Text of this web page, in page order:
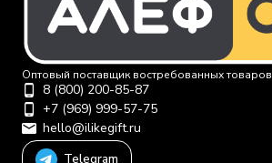
Оптовый поставщик востребованных товаров
8 (800) 200-85-87
+7 (969) 999-57-75
hello@ilikegift.ru
Telegram